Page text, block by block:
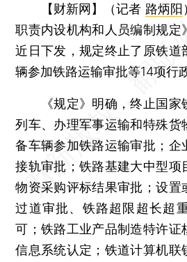
【财新网】（记者 路炳阳
职责内设机构和人员编制规定
近日下发，规定终止了原铁道
辆参加铁路运输审批等14项行
《规定》明确，终止国家
列车、办理军事运输和特殊货
备车辆参加铁路运输审批；企
接轨审批；铁路基建大中型项
物资采购评标结果审批；设置
过道审批、铁路超限超长超
可；铁路工业产品制造特许证
信息系统认定；铁道计算机联